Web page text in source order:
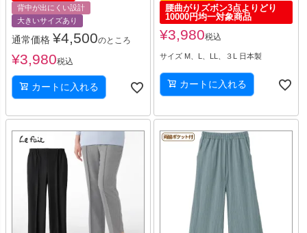
背中が出にくい設計
大きいサイズあり
通常価格 ¥4,500のところ
¥3,980税込
カートに入れる
腰曲がりズボン3点よりどり
10000円均一対象商品
¥3,980税込
サイズ M、L、LL、３L 日本製
カートに入れる